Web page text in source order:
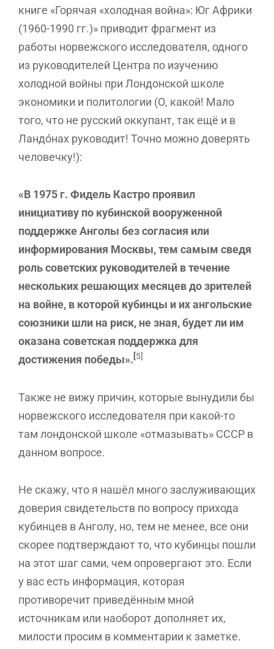
книге «Горячая «холодная война»: Юг Африки
(1960-1990 гг.)» приводит фрагмент из
работы норвежского исследователя, одного
из руководителей Центра по изучению
холодной войны при Лондонской школе
экономики и политологии (О, какой! Мало
того, что не русский оккупант, так ещё и в
Ландо́нах руководит! Точно можно доверять
человечку!):
«В 1975 г. Фидель Кастро проявил
инициативу по кубинской вооруженной
поддержке Анголы без согласия или
информирования Москвы, тем самым сведя
роль советских руководителей в течение
нескольких решающих месяцев до зрителей
на войне, в которой кубинцы и их ангольские
союзники шли на риск, не зная, будет ли им
оказана советская поддержка для
достижения победы». [5]
Также не вижу причин, которые вынудили бы
норвежского исследователя при какой-то
там лондонской школе «отмазывать» СССР в
данном вопросе.
Не скажу, что я нашёл много заслуживающих
доверия свидетельств по вопросу прихода
кубинцев в Анголу, но, тем не менее, все они
скорее подтверждают то, что кубинцы пошли
на этот шаг сами, чем опровергают это. Если
у вас есть информация, которая
противоречит приведённым мной
источникам или наоборот дополняет их,
милости просим в комментарии к заметке.